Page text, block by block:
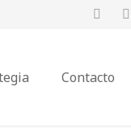
Contacto